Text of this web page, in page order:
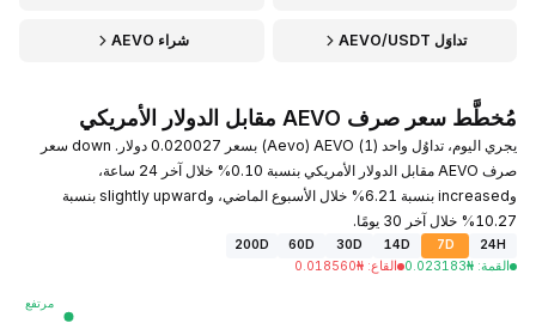
تداوَل AEVO/USDT شراء AEVO
مُخطَّط سعر صرف AEVO مقابل الدولار الأمريكي
يجري اليوم، تداوُل واحد (1) AEVO ‏(Aevo) بسعر 0.020027 دولار. down سعر
صرف AEVO مقابل الدولار الأمريكي بنسبة 0.10% خلال آخر 24 ساعة،
وincreased بنسبة 6.21% خلال الأسبوع الماضي، وslightly upward بنسبة
10.27% خلال آخر 30 يومًا.
24H
7D
14D
30D
60D
200D
القمة:
₦
0.023183 القاع:
₦
0.018560